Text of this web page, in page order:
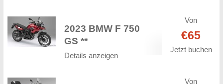
2023 BMW F 750
GS **
Details anzeigen
Von
€65
Jetzt buchen
Von